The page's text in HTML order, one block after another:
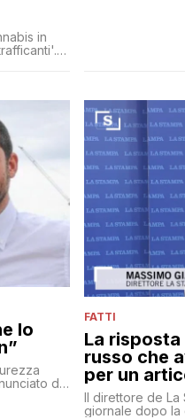
in
Il
lo
di
FATTI
La risposta
russo che
per un
Il direttore de La
giornale dopo la